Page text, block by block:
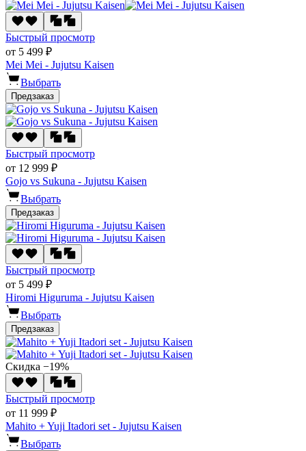
Быстрый просмотр
от 5 499 ₽
Mei Mei - Jujutsu Kaisen
Выбрать
Предзаказ
Быстрый просмотр
от 12 999 ₽
Gojo vs Sukuna - Jujutsu Kaisen
Выбрать
Предзаказ
Быстрый просмотр
от 5 499 ₽
Hiromi Higuruma - Jujutsu Kaisen
Выбрать
Предзаказ
Скидка −19%
Быстрый просмотр
от 11 999 ₽
Mahito + Yuji Itadori set - Jujutsu Kaisen
Выбрать